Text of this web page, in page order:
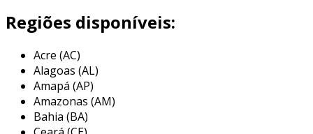
enrolamentos (primário), ela cria um campo
magnético. esse campo, por sua vez, induz uma
tensão no enrolamento adjacente (secundário),
permitindo assim a transferência de energia.
a eficiência desse acoplamento depende de
vários fatores, como a proximidade física dos
enrolamentos, a geometria do núcleo
Regiões disponíveis:
Acre (AC)
Alagoas (AL)
Amapá (AP)
Amazonas (AM)
Bahia (BA)